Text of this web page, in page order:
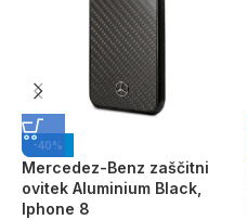
-40%
Mercedez-Benz zaščitni
ovitek Aluminium Black,
Iphone 8